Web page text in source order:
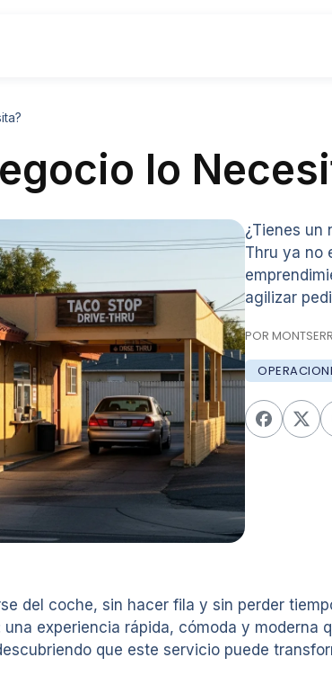
lo
¿Tienes un
Thru ya no
agilizar
POR
del coche, sin hacer fila y sin perder
una experiencia rápida, cómoda y moderna
que este servicio puede